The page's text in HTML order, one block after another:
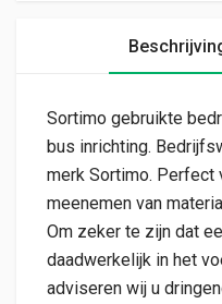
Sortimo gebruikte
bus inrichting.
merk Sortimo. Perfect
meenemen van
Om zeker te zijn dat
daadwerkelijk in het
adviseren wij u